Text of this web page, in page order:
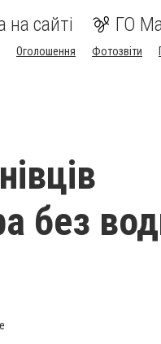
сайті ГО
Оголошення Фотозвіти
без